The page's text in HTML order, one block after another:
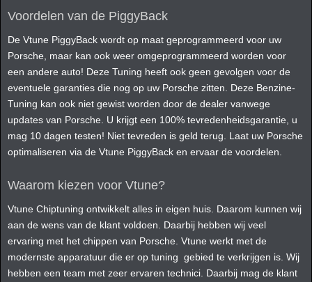
Voordelen van de PiggyBack
De Vtune PiggyBack wordt op maat geprogrammeerd voor uw
Porsche, maar kan ook weer omgeprogrammeerd worden voor
een andere auto! Deze Tuning heeft ook geen gevolgen voor de
eventuele garanties die nog op uw Porsche zitten. Deze Benzine-
Tuning kan ook niet gewist worden door de dealer vanwege
updates van Porsche. U krijgt een 100% tevredenheidsgarantie, u
mag 10 dagen testen! Niet tevreden is geld terug. Laat uw Porsche
optimaliseren via de Vtune PiggyBack en ervaar de voordelen.
Waarom kiezen voor Vtune?
Vtune Chiptuning ontwikkelt alles in eigen huis. Daarom kunnen wij
aan de wens van de klant voldoen. Daarbij hebben wij veel
ervaring met het chippen van Porsche. Vtune werkt met de
modernste apparatuur die er op tuning gebied te verkrijgen is. Wij
hebben een team met zeer ervaren technici. Daarbij mag de klant